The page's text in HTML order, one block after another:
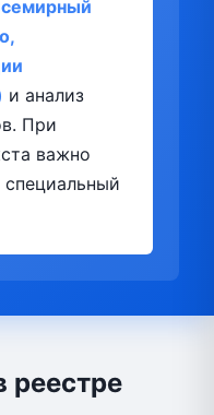
и анализ
При
важно
специальный
реестре